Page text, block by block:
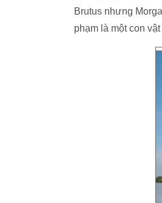
Brutus nhưng
phạm là một con vật